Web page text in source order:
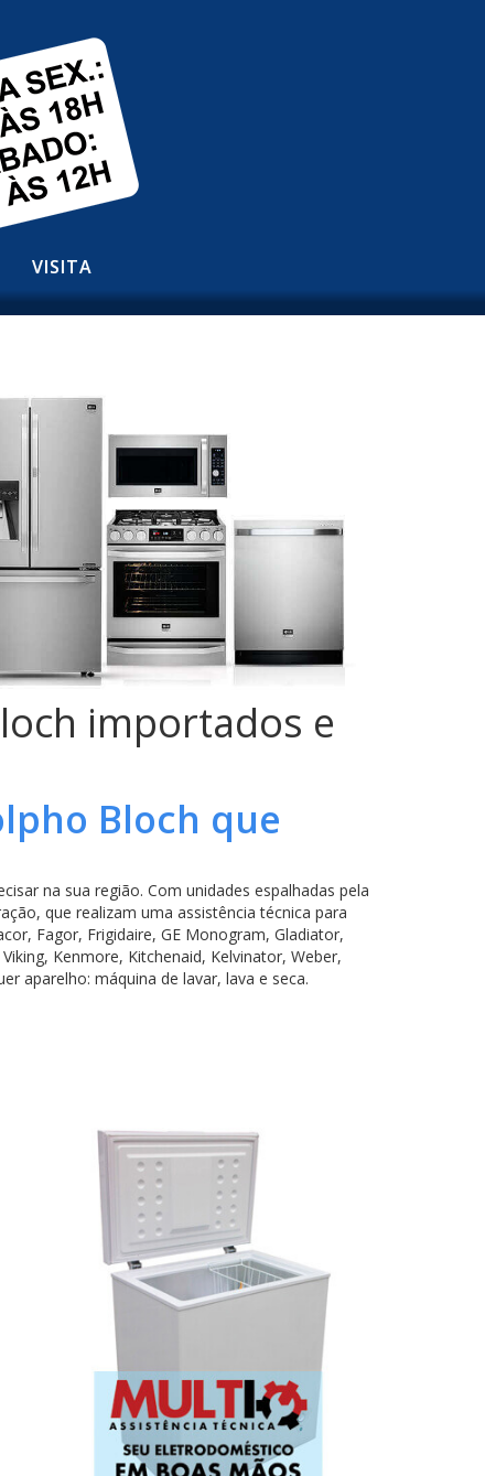
VISITA
importados e
Bloch que
na sua região. Com unidades espalhadas pela
que realizam uma assistência técnica para
Fagor, Frigidaire, GE Monogram, Gladiator,
Kenmore, Kitchenaid, Kelvinator, Weber,
aparelho: máquina de lavar, lava e seca.